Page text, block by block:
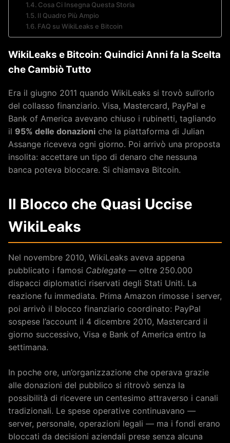
Cosa Ci Insegna Questa Storia
Il Quadro Più Ampio
FAQ su WikiLeaks e Bitcoin
WikiLeaks e Bitcoin: Quindici Anni fa la Scelta
che Cambiò Tutto
Era il giugno 2011 quando WikiLeaks si trovò sull’orlo
del collasso finanziario. Visa, Mastercard, PayPal e
Bank of America avevano chiuso i rubinetti, tagliando
il 95% delle donazioni che la piattaforma di Julian
Assange riceveva ogni giorno. Poi arrivò una proposta
insolita: accettare un tipo di denaro che nessuna
banca poteva bloccare. Si chiamava Bitcoin.
Il Blocco che Quasi Uccise
WikiLeaks
Nel novembre 2010, WikiLeaks aveva appena
pubblicato i famosi Cablegate — oltre 250.000
dispacci diplomatici riservati degli Stati Uniti. La
reazione fu immediata. Prima Amazon rimosse i server,
poi arrivò il blocco finanziario coordinato: PayPal
sospese l’account il 4 dicembre 2010, Mastercard il
giorno successivo, Visa e Bank of America entro la
settimana.
In poche ore, un’organizzazione che operava grazie
alle donazioni del pubblico si ritrovò senza la
possibilità di ricevere un centesimo attraverso i canali
tradizionali. Le spese operative continuavano —
server, personale, operazioni legali — ma i fondi erano
bloccati da decisioni aziendali prese senza alcuna